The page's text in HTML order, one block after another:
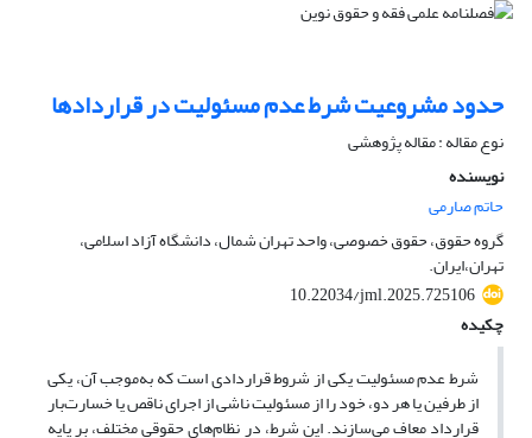
حدود مشروعیت شرط عدم مسئولیت در قراردادها
نوع مقاله : مقاله پژوهشی
نویسنده
حاتم صارمی
گروه حقوق، حقوق خصوصی، واحد تهران شمال، دانشگاه آزاد اسلامی،
تهران،ایران.
10.22034/jml.2025.725106
چکیده
شرط عدم مسئولیت یکی از شروط قراردادی است که به‌موجب آن، یکی
از طرفین یا هر دو، خود را از مسئولیت ناشی از اجرای ناقص یا خسارت‌بار
قرارداد معاف می‌سازند. این شرط، در نظام‌های حقوقی مختلف، بر پایه